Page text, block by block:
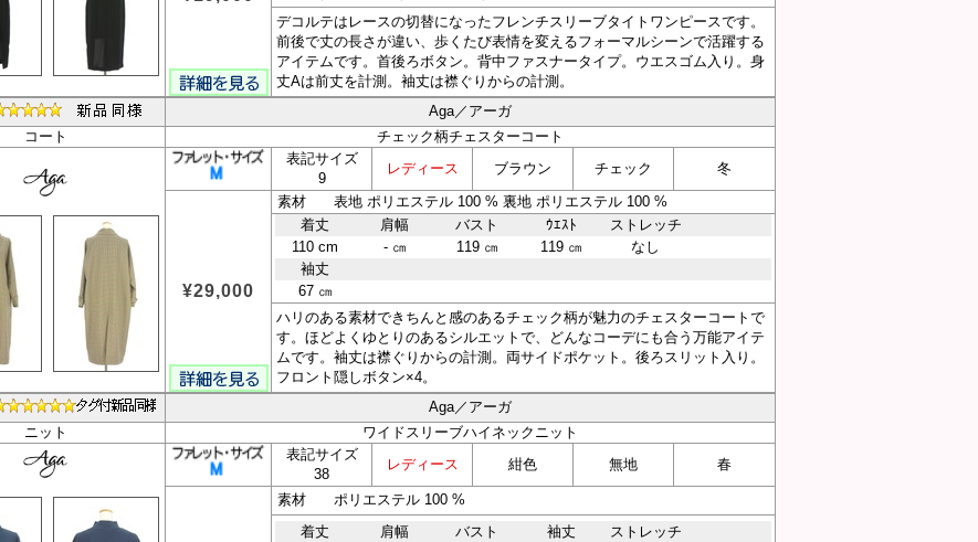
デコルテはレースの切替になったフレンチスリーブタイトワンピースです。
前後で丈の長さが違い、歩くたび表情を変えるフォーマルシーンで活躍する
アイテムです。首後ろボタン。背中ファスナータイプ。ウエスゴム入り。身
丈Aは前丈を計測。袖丈は襟ぐりからの計測。
Aga／アーガ
コート
チェック柄チェスターコート
表記サイズ
9
レディース ブラウン チェック 冬
¥29,000
素材 表地 ポリエステル 100 % 裏地 ポリエステル 100 %
着丈
肩幅 バスト ｳｴｽﾄ
ストレッチ
110 cm
- ㎝ 119 ㎝ 119 ㎝
なし
袖丈
67 ㎝
ハリのある素材できちんと感のあるチェック柄が魅力のチェスターコートで
す。ほどよくゆとりのあるシルエットで、どんなコーデにも合う万能アイテ
ムです。袖丈は襟ぐりからの計測。両サイドポケット。後ろスリット入り。
フロント隠しボタン×4。
Aga／アーガ
ニット
ワイドスリーブハイネックニット
表記サイズ
38
レディース 紺色 無地 春
素材 ポリエステル 100 %
着丈
肩幅 バスト 袖丈
ストレッチ